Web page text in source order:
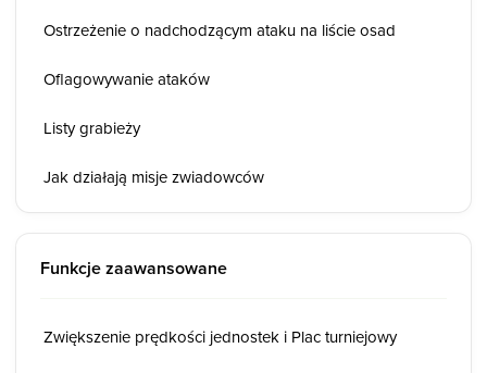
Ostrzeżenie o nadchodzącym ataku na liście osad
Oflagowywanie ataków
Listy grabieży
Jak działają misje zwiadowców
Funkcje zaawansowane
Zwiększenie prędkości jednostek i Plac turniejowy